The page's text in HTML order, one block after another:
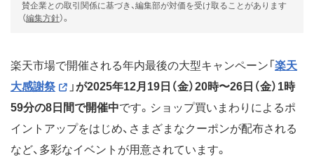
賛企業との取引関係に基づき、編集部が対価を受け取ることがあります
（編集方針）。
楽天市場で開催される年内最後の大型キャンペーン「 楽天
大感謝祭
」が2025年12月19日（金）20時〜26日（金）1時
59分の8日間で開催中です。ショップ買いまわりによるポ
イントアップをはじめ、さまざまなクーポンが配布される
など、多彩なイベントが用意されています。